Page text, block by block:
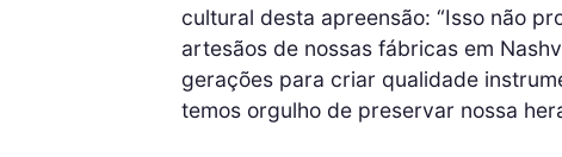
cultural desta apreensão: “Isso não
artesãos de nossas fábricas em
gerações para criar qualidade
temos orgulho de preservar nossa